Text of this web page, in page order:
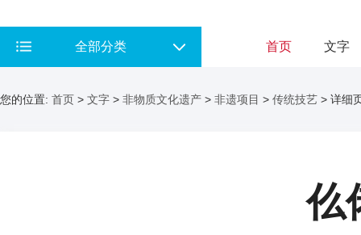
全部分类 首页 文字
您的位置: 首页 > 文字 > 非物质文化遗产 > 非遗项目 > 传统技艺 > 详细
仫